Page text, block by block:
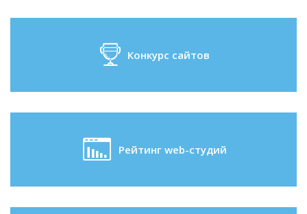
Конкурс сайтов
Рейтинг web-студий